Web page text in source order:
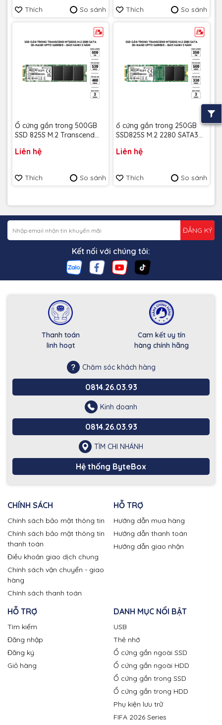
Thích So sánh Thích So sánh
Ổ cứng gắn trong 500GB
SSD 825S M.2 Transcend
hành 3 năm
Liên hệ
Thích So sánh
ổ cứng gắn trong 250GB
SSD825S M.2 2280 SATA3
500/330MB/s) - Bảo hành
Liên hệ
Thích So sánh
ĐĂNG KÝ
Kết nối với chúng tôi:
Thanh toán
linh hoạt
Cam kết uy tín
hàng chính hãng
Chăm sóc khách hàng
0814.26.03.93
Kinh doanh
0814.26.03.93
TÌM CHI NHÁNH
Hệ thống ByteBox
CHÍNH SÁCH
Chính sách bảo mật thông tin
Chính sách bảo mật thông tin
thanh toán
Điều khoản giao dịch chung
Chính sách vận chuyển - giao
hàng
Chính sách thanh toán
HỖ TRỢ
Hướng dẫn mua hàng
Hướng dẫn thanh toán
Hướng dẫn giao nhận
HỖ TRỢ
Tìm kiếm
Đăng nhập
Đăng ký
Giỏ hàng
DANH MỤC NỔI BẬT
USB
Thẻ nhớ
Ổ cứng gắn ngoài SSD
Ổ cứng gắn ngoài HDD
Ổ cứng gắn trong SSD
Ổ cứng gắn trong HDD
Phụ kiện lưu trữ
FIFA 2026 Series